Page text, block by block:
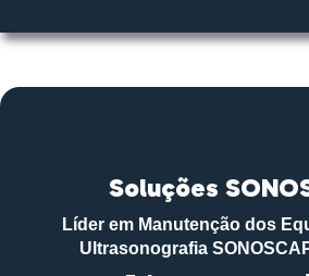
Soluções
Líder em Manutenção dos
Ultrasonografia